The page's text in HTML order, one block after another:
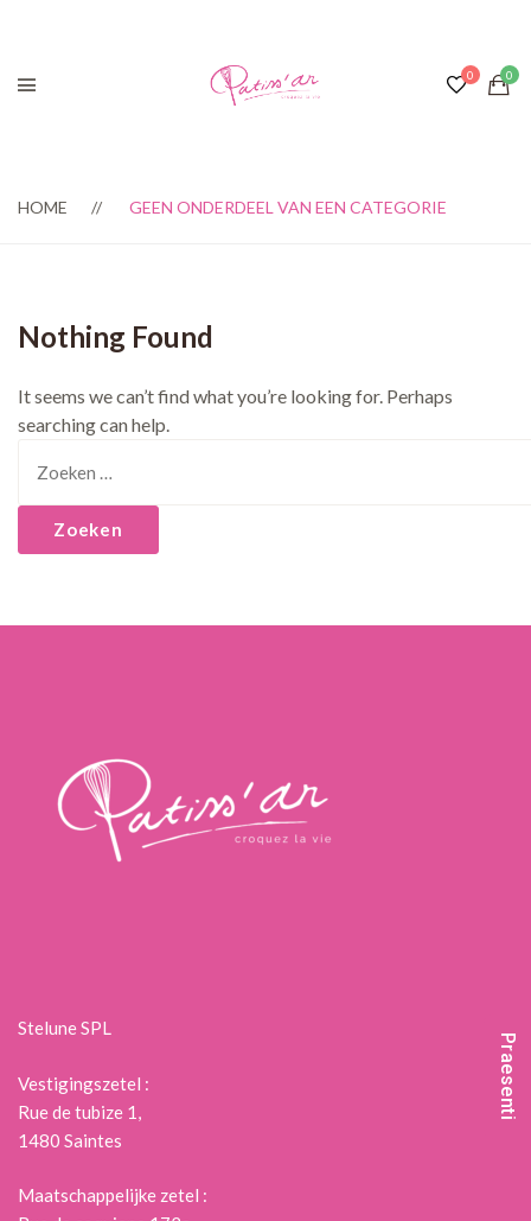
HOME GEEN ONDERDEEL VAN EEN CATEGORIE
Nothing Found
It seems we can’t find what you’re looking for. Perhaps
searching can help.
naar:
Stelune SPL
Vestigingszetel :
Rue de tubize 1,
1480 Saintes
Maatschappelijke zetel :
Praesenti